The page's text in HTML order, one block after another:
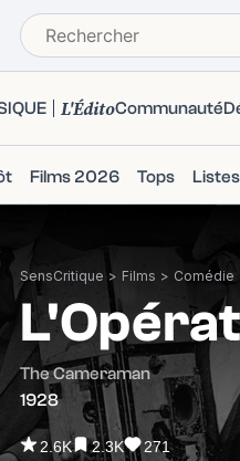
L'ÉditoCommunauté
Films 2026 Tops Listes
SensCritique > Films > Comédie
The Cameraman
1928
2.6K 2.3K 271